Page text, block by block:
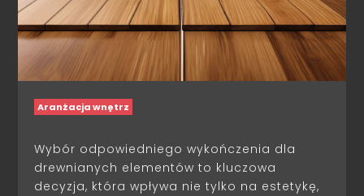
Aranżacja wnętrz
Wybór odpowiedniego wykończenia dla
drewnianych elementów to kluczowa
decyzja, która wpływa nie tylko na estetykę,